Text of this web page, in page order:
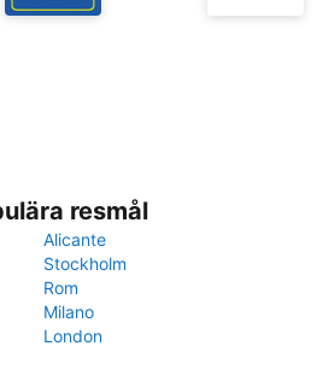
resmål
Alicante
Stockholm
Rom
Milano
London